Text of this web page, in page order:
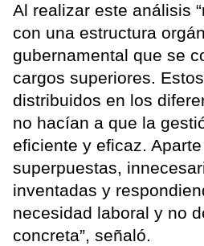
Al realizar este análisis
con una estructura
gubernamental que se
cargos superiores.
distribuidos en los
no hacían a que la
eficiente y eficaz.
superpuestas,
inventadas y
necesidad laboral y no
concreta”, señaló.